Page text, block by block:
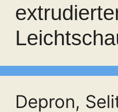
Depron,